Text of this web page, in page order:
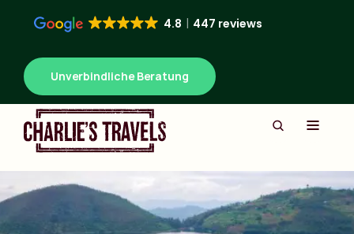
4.8 447 reviews
Unverbindliche Beratung